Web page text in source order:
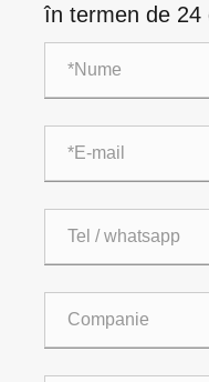
în termen de 24